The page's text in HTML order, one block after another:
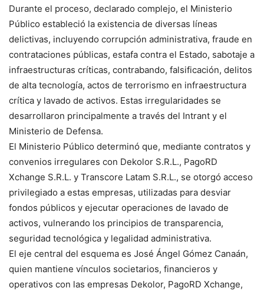
Durante el proceso, declarado complejo, el Ministerio
Público estableció la existencia de diversas líneas
delictivas, incluyendo corrupción administrativa, fraude en
contrataciones públicas, estafa contra el Estado, sabotaje a
infraestructuras críticas, contrabando, falsificación, delitos
de alta tecnología, actos de terrorismo en infraestructura
crítica y lavado de activos. Estas irregularidades se
desarrollaron principalmente a través del Intrant y el
Ministerio de Defensa.
El Ministerio Público determinó que, mediante contratos y
convenios irregulares con Dekolor S.R.L., PagoRD
Xchange S.R.L. y Transcore Latam S.R.L., se otorgó acceso
privilegiado a estas empresas, utilizadas para desviar
fondos públicos y ejecutar operaciones de lavado de
activos, vulnerando los principios de transparencia,
seguridad tecnológica y legalidad administrativa.
El eje central del esquema es José Ángel Gómez Canaán,
quien mantiene vínculos societarios, financieros y
operativos con las empresas Dekolor, PagoRD Xchange,